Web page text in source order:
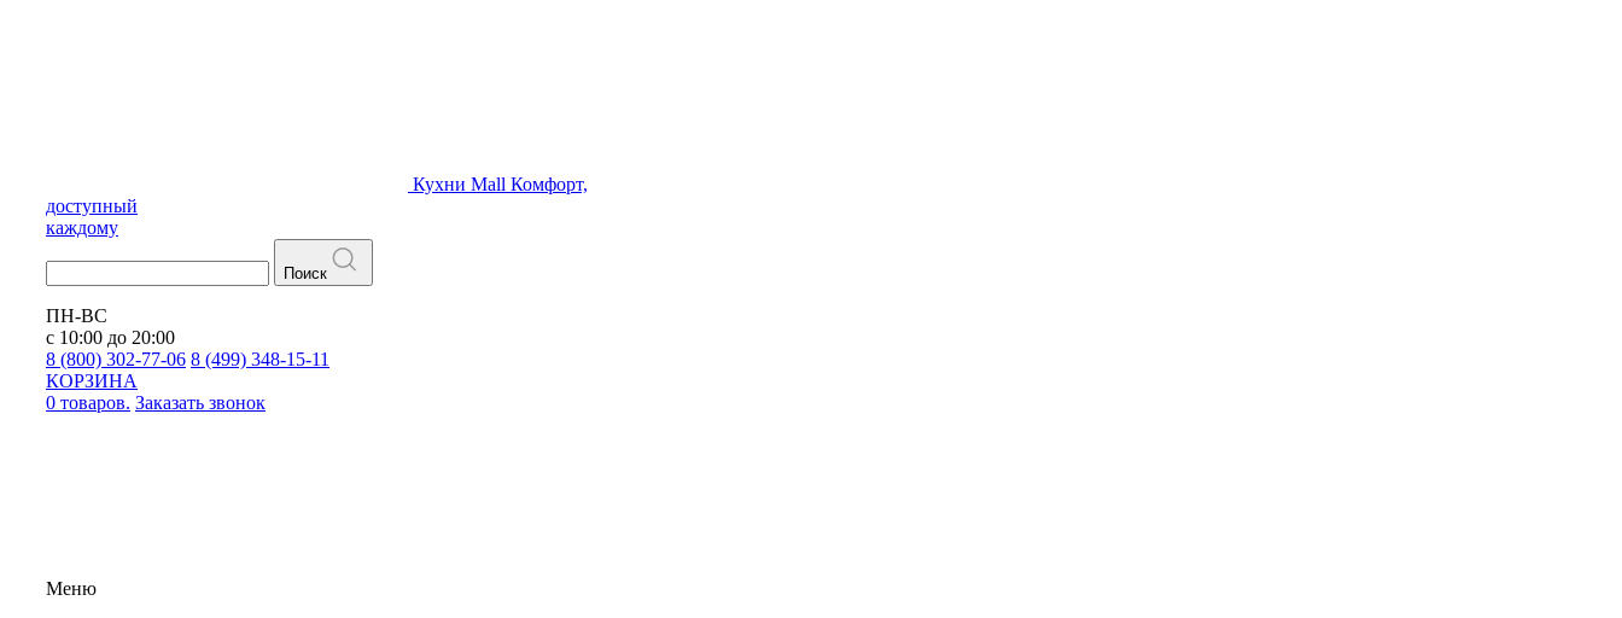
Кухни Mall Комфорт,
доступный
каждому
Поиск
ПН-ВС
с 10:00 до 20:00
8 (800) 302-77-06 8 (499) 348-15-11
КОРЗИНА
0 товаров. Заказать звонок
Меню